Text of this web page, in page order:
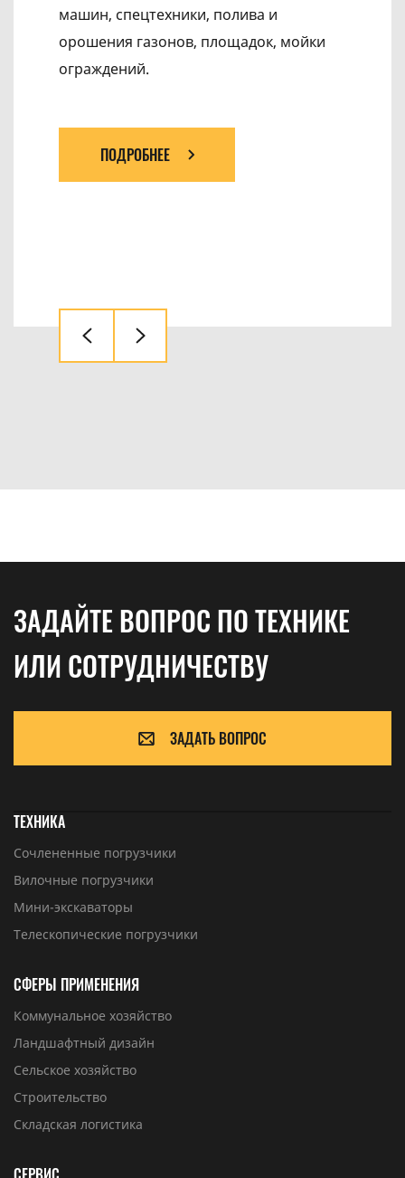
машин, спецтехники, полива и
орошения газонов, площадок, мойки
ограждений.
ПОДРОБНЕЕ
ЗАДАЙТЕ ВОПРОС ПО ТЕХНИКЕ
ИЛИ СОТРУДНИЧЕСТВУ
ЗАДАТЬ ВОПРОС
ТЕХНИКА
Сочлененные погрузчики
Вилочные погрузчики
Мини-экскаваторы
Телескопические погрузчики
СФЕРЫ ПРИМЕНЕНИЯ
Коммунальное хозяйство
Ландшафтный дизайн
Сельское хозяйство
Строительство
Складская логистика